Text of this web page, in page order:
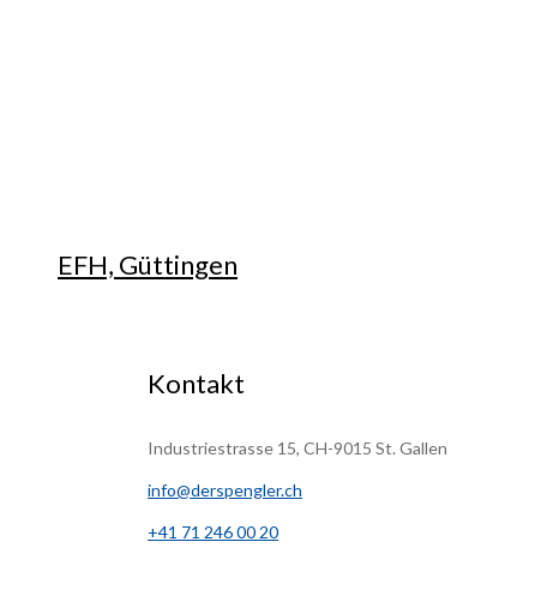
EFH, Güttingen
Kontakt
Industriestrasse 15, CH-9015 St. Gallen
info@derspengler.ch
+41 71 246 00 20